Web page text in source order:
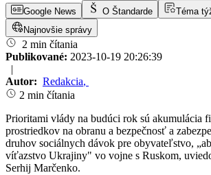
Google News O Štandarde
Téma
Najnovšie správy
2 min čítania
Publikované: 2023-10-19 20:26:39
|
Autor: Redakcia,
2 min čítania
Prioritami vlády na budúci rok sú akumulácia
prostriedkov na obranu a bezpečnosť a
druhov sociálnych dávok pre obyvateľstvo,
víťazstvo Ukrajiny" vo vojne s Ruskom,
Serhij Marčenko.